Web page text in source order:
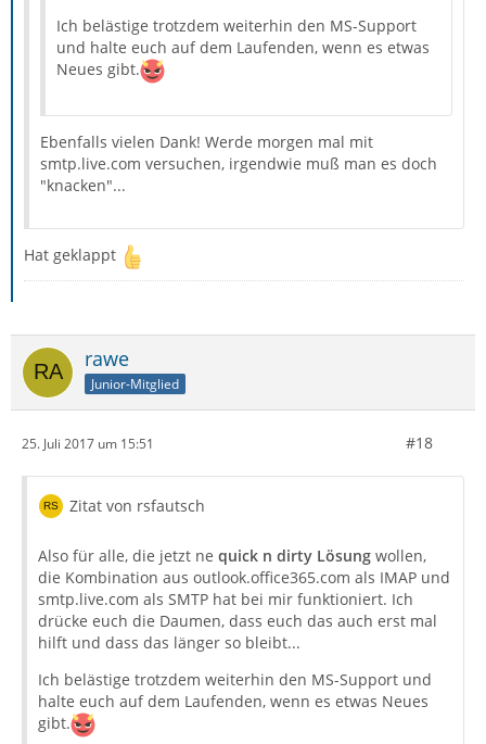
Ich belästige trotzdem weiterhin den MS-Support
und halte euch auf dem Laufenden, wenn es etwas
Neues gibt.
Ebenfalls vielen Dank! Werde morgen mal mit
smtp.live.com versuchen, irgendwie muß man es doch
"knacken"...
Hat geklappt
rawe
Junior-Mitglied
25. Juli 2017 um 15:51 #18
Zitat von rsfautsch
Also für alle, die jetzt ne quick n dirty Lösung wollen,
die Kombination aus outlook.office365.com als IMAP und
smtp.live.com als SMTP hat bei mir funktioniert. Ich
drücke euch die Daumen, dass euch das auch erst mal
hilft und dass das länger so bleibt...
Ich belästige trotzdem weiterhin den MS-Support und
halte euch auf dem Laufenden, wenn es etwas Neues
gibt.